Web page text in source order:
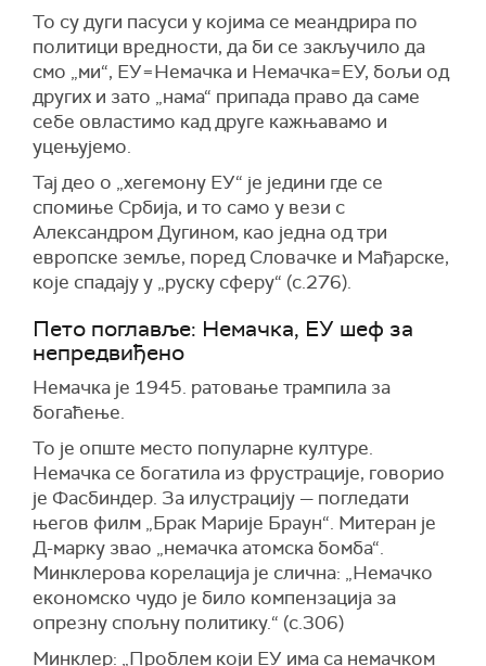
То су дуги пасуси у којима се меандрира по
политици вредности, да би се закључило да
смо „ми“, ЕУ=Немачка и Немачка=ЕУ, бољи од
других и зато „нама“ припада право да саме
себе овластимо кад друге кажњавамо и
уцењујемо.
Тај део о „хегемону ЕУ“ је једини где се
спомиње Србија, и то само у вези с
Александром Дугином, као једна од три
европске земље, поред Словачке и Мађарске,
које спадају у „руску сферу“ (с.276).
Пето поглавље: Немачка, ЕУ шеф за
непредвиђено
Немачка је 1945. ратовање трампила за
богаћење.
То је опште место популарне културе.
Немачка се богатила из фрустрације, говорио
је Фасбиндер. За илустрацију — погледати
његов филм „Брак Марије Браун“. Митеран је
Д-марку звао „немачка атомска бомба“.
Минклерова корелација је слична: „Немачко
економско чудо је било компензација за
опрезну спољну политику.“ (с.306)
Минклер: „Проблем који ЕУ има са немачком